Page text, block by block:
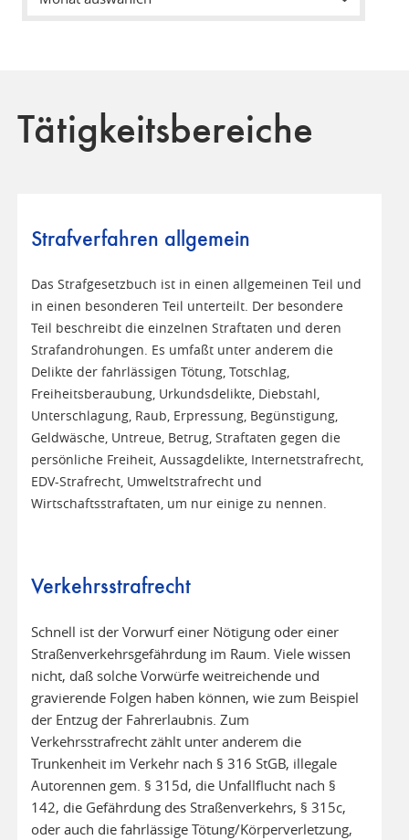
Tätigkeitsbereiche
Strafverfahren allgemein
Das Strafgesetzbuch ist in einen allgemeinen Teil und
in einen besonderen Teil unterteilt. Der besondere
Teil beschreibt die einzelnen Straftaten und deren
Strafandrohungen. Es umfaßt unter anderem die
Delikte der fahrlässigen Tötung, Totschlag,
Freiheitsberaubung, Urkundsdelikte, Diebstahl,
Unterschlagung, Raub, Erpressung, Begünstigung,
Geldwäsche, Untreue, Betrug, Straftaten gegen die
persönliche Freiheit, Aussagdelikte, Internetstrafrecht,
EDV-Strafrecht, Umweltstrafrecht und
Wirtschaftsstraftaten, um nur einige zu nennen.
Verkehrsstrafrecht
Schnell ist der Vorwurf einer Nötigung oder einer
Straßenverkehrsgefährdung im Raum. Viele wissen
nicht, daß solche Vorwürfe weitreichende und
gravierende Folgen haben können, wie zum Beispiel
der Entzug der Fahrerlaubnis. Zum
Verkehrsstrafrecht zählt unter anderem die
Trunkenheit im Verkehr nach § 316 StGB, illegale
Autorennen gem. § 315d, die Unfallflucht nach §
142, die Gefährdung des Straßenverkehrs, § 315c,
oder auch die fahrlässige Tötung/Körperverletzung,